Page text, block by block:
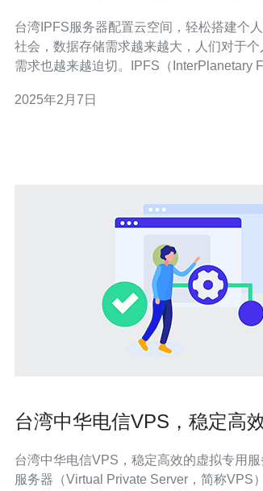
台湾IPFS服务器配置云空间，轻松搭建个人存
社会，数据存储需求越来越大，人们对于
需求也越来越迫切。IPFS（InterPlanetary
高效、可靠的存储空间。本文将介绍如何在
2025年2月7日
台湾中华电信VPS，稳定高
台湾中华电信VPS，稳定高效的虚拟专用服务器 虚
服务器（Virtual Private Server，简称VPS